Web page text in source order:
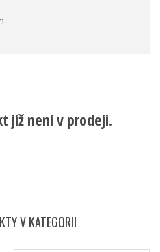
již není v prodeji.
V KATEGORII